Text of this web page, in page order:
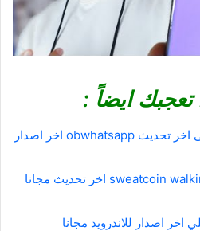
ايضاً :
تحميل واتس عمر العنابى اخر تحديث obwhatsapp اخر اصدار
تنزيل sweatcoin walking step counter اخر تحديث مجانا